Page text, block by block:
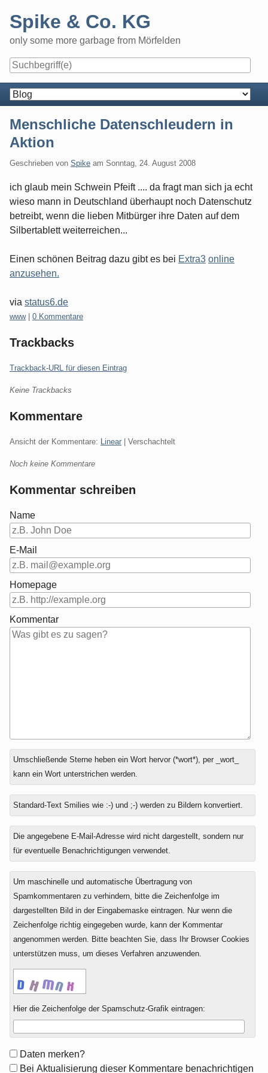
content
Spike & Co. KG
only some more garbage from Mörfelden
Navigation
Menschliche Datenschleudern in
Aktion
Geschrieben von Spike am Sonntag, 24. August 2008
ich glaub mein Schwein Pfeift .... da fragt man sich ja echt
wieso mann in Deutschland überhaupt noch Datenschutz
betreibt, wenn die lieben Mitbürger ihre Daten auf dem
Silbertablett weiterreichen...
Einen schönen Beitrag dazu gibt es bei Extra3 online
anzusehen.
via status6.de
Kategorien:
www| 0 Kommentare
Trackbacks
Trackback-URL für diesen Eintrag
Keine Trackbacks
Kommentare
Ansicht der Kommentare: Linear | Verschachtelt
Noch keine Kommentare
Kommentar schreiben
Name
E-Mail
Homepage
Kommentar
Antwort
zu
Umschließende Sterne heben ein Wort hervor (*wort*), per _wort_
kann ein Wort unterstrichen werden.
Standard-Text Smilies wie :-) und ;-) werden zu Bildern konvertiert.
Die angegebene E-Mail-Adresse wird nicht dargestellt, sondern nur
für eventuelle Benachrichtigungen verwendet.
Um maschinelle und automatische Übertragung von
Spamkommentaren zu verhindern, bitte die Zeichenfolge im
dargestellten Bild in der Eingabemaske eintragen. Nur wenn die
Zeichenfolge richtig eingegeben wurde, kann der Kommentar
angenommen werden. Bitte beachten Sie, dass Ihr Browser Cookies
unterstützen muss, um dieses Verfahren anzuwenden.
Hier die Zeichenfolge der Spamschutz-Grafik eintragen:
Formular-
Optionen
Daten merken?
Bei Aktualisierung dieser Kommentare benachrichtigen